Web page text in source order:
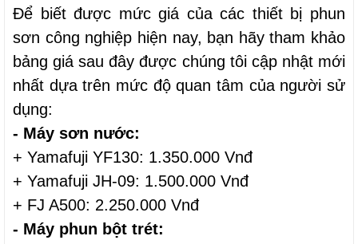
Để biết được mức giá của các thiết bị phun
sơn công nghiệp hiện nay, bạn hãy tham khảo
bảng giá sau đây được chúng tôi cập nhật mới
nhất dựa trên mức độ quan tâm của người sử
dụng:
- Máy sơn nước:
+ Yamafuji YF130: 1.350.000 Vnđ
+ Yamafuji JH-09: 1.500.000 Vnđ
+ FJ A500: 2.250.000 Vnđ
- Máy phun bột trét: